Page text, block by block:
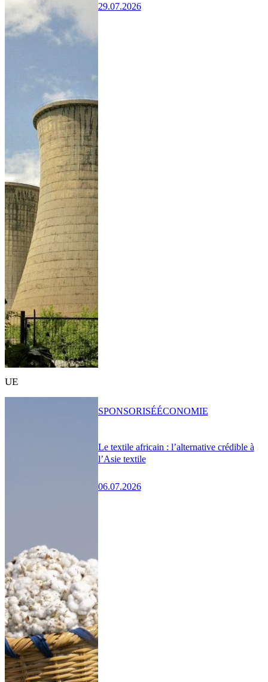
29.07.2026
UE
Le textile africain : l’alternative crédible à
l’Asie textile
06.07.2026
SPONSORISÉÉCONOMIE